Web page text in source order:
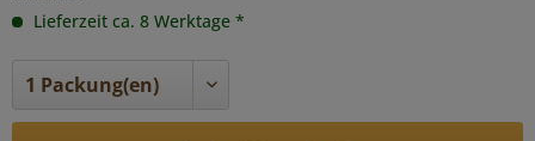
Lieferzeit ca. 8 Werktage *